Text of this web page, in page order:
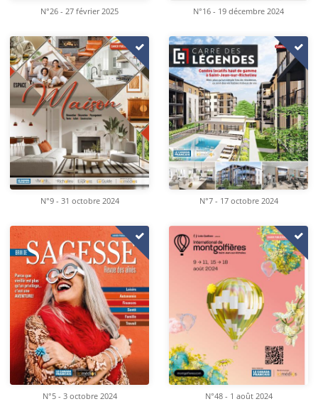
N°26 - 27 février 2025 N°16 - 19 décembre 2024
N°9 - 31 octobre 2024 N°7 - 17 octobre 2024
N°5 - 3 octobre 2024 N°48 - 1 août 2024